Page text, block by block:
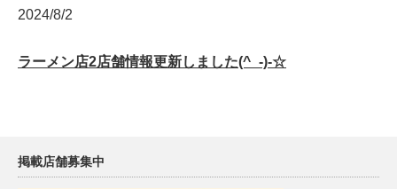
2024/8/2
ラーメン店2店舗情報更新しました(^_-)-☆
掲載店舗募集中